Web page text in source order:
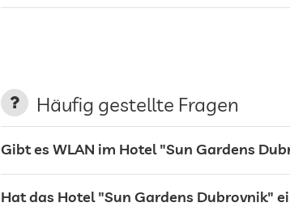
Häufig gestellte Fragen
Gibt es WLAN im Hotel "Sun Gardens
Hat das Hotel "Sun Gardens Dubrovnik"